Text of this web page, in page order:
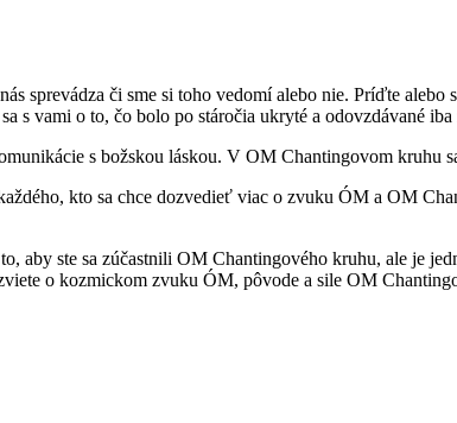
sprevádza či sme si toho vedomí alebo nie. Príďte
s vami o to, čo bolo po stáročia ukryté a odovzdávané iba
s božskou láskou. V OM Chantingovom kruhu
kto sa chce dozvedieť viac o zvuku ÓM a OM
aby ste sa zúčastnili OM Chantingového kruhu, ale je
o kozmickom zvuku ÓM, pôvode a sile OM